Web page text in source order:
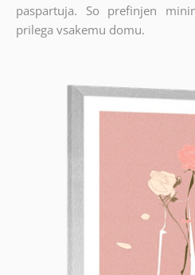
paspartuja. So prefinjen
prilega vsakemu domu.